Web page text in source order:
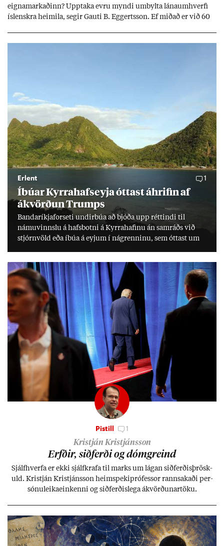
eigna­mark­að­inn? Upp­taka evru myndi um­bylta lánaum­hverfi
ís­lenskra heim­ila, seg­ir Gauti B. Eggerts­son. Ef mið­að er við 60
Erlent 1
Íbú­ar Kyrra­hafs­eyja ótt­ast áhrif­in af
ákvörð­un Trumps
Banda­ríkja­for­seti und­ir­búa að bjóða upp rétt­indi til
námu­vinnslu á hafs­botni á Kyrra­haf­inu án sam­ráðs við
stjórn­völd eða íbúa á eyj­um í ná­grenn­inu, sem ótt­ast um
Pistill 1
Kristján Kristjánsson
Erfð­ir, sið­ferði og dómgreind
Sjálf­hverfa er ekki sjálf­krafa til marks um lág­an sið­ferð­is­þrösk­
uld. Kristján Kristjáns­son heim­speki­pró­fess­or rann­sak­aði per­
sónu­leika­ein­kenni og sið­ferð­is­lega ákvörð­un­ar­töku.